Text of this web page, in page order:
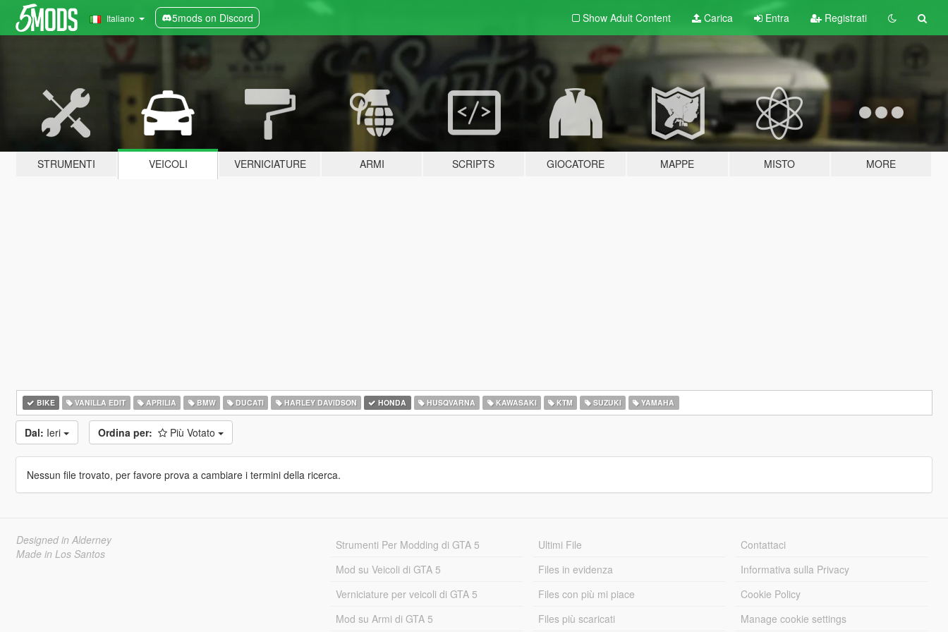
Italiano 5mods on Discord Show Adult Content Carica Entra Registrati
STRUMENTI VEICOLI VERNICIATURE ARMI SCRIPTS GIOCATORE MAPPE MISTO MORE
BIKE VANILLA EDIT APRILIA BMW DUCATI HARLEY DAVIDSON HONDA HUSQVARNA KAWASAKI KTM SUZUKI YAMAHA
Dal: Ieri Ordina per: Più Votato
Nessun file trovato, per favore prova a cambiare i termini della ricerca.
Designed in Alderney
Made in Los Santos
Strumenti Per Modding di GTA 5
Mod su Veicoli di GTA 5
Verniciature per veicoli di GTA 5
Mod su Armi di GTA 5
Ultimi File
Files in evidenza
Files con più mi piace
Files più scaricati
Contattaci
Informativa sulla Privacy
Cookie Policy
Manage cookie settings